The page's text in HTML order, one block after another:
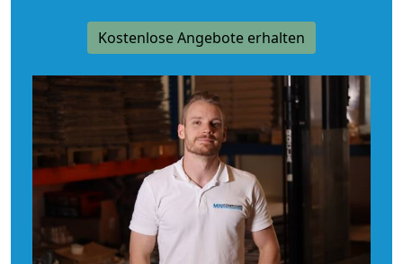
Kostenlose Angebote erhalten